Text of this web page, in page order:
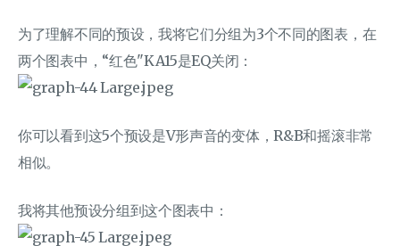
为了理解不同的预设，我将它们分组为3个不同的图表，在
两个图表中，“红色"KA15是EQ关闭：
你可以看到这5个预设是V形声音的变体，R&B和摇滚非常
相似。
我将其他预设分组到这个图表中：